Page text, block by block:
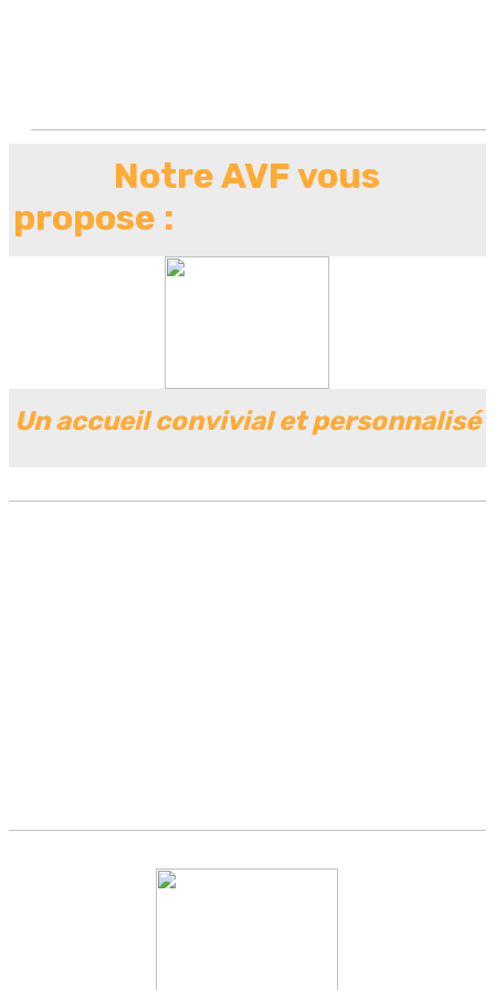
Notre AVF vous
propose :
Un accueil convivial et personnalisé